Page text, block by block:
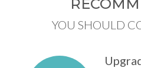
YOU SHOULD